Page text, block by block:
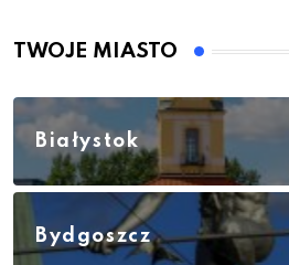
TWOJE MIASTO
Białystok
Bydgoszcz